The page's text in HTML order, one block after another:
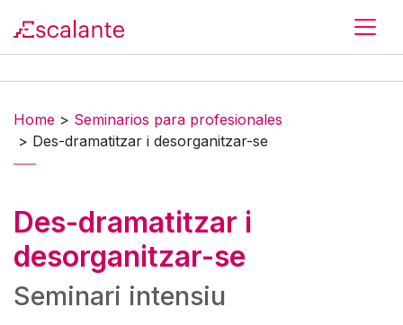
Home > Seminarios para profesionales
> Des-dramatitzar i desorganitzar-se
Des-dramatitzar i
desorganitzar-se
Seminari intensiu